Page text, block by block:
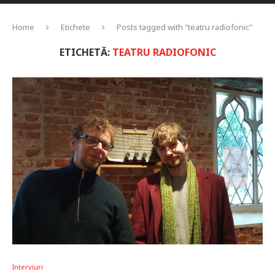
Home Etichete Posts tagged with "teatru radiofonic"
ETICHETĂ: TEATRU RADIOFONIC
Interviuri